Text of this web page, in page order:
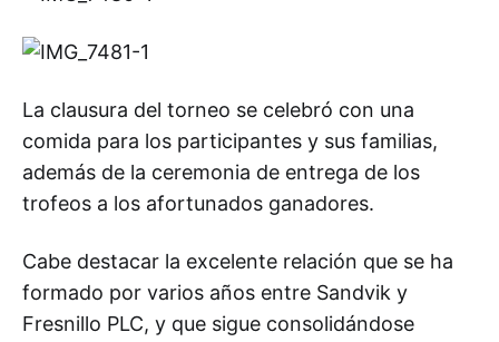
La clausura del torneo se celebró con una
comida para los participantes y sus familias,
además de la ceremonia de entrega de los
trofeos a los afortunados ganadores.
Cabe destacar la excelente relación que se ha
formado por varios años entre Sandvik y
Fresnillo PLC, y que sigue consolidándose